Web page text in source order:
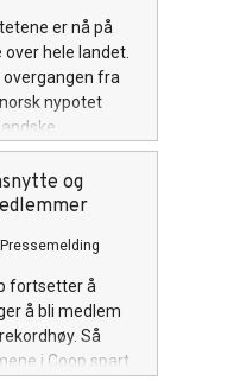
er nå på
hele landet.
fra
nypotet
og
Pressemelding
fortsetter å
å bli medlem
Så
i Coop spart